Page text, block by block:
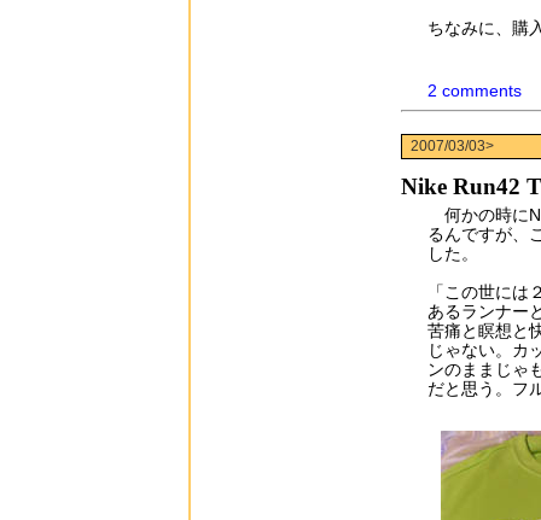
ちなみに、購
2 comments
2007/03/03>
Nike Run42
何かの時に
るんですが、
した。
「この世に
あるランナー
苦痛と瞑想と
じゃない。カ
ンのままじゃ
だと思う。フ